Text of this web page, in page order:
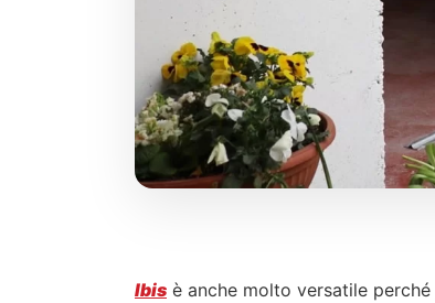
Ibis è anche molto versatile perché